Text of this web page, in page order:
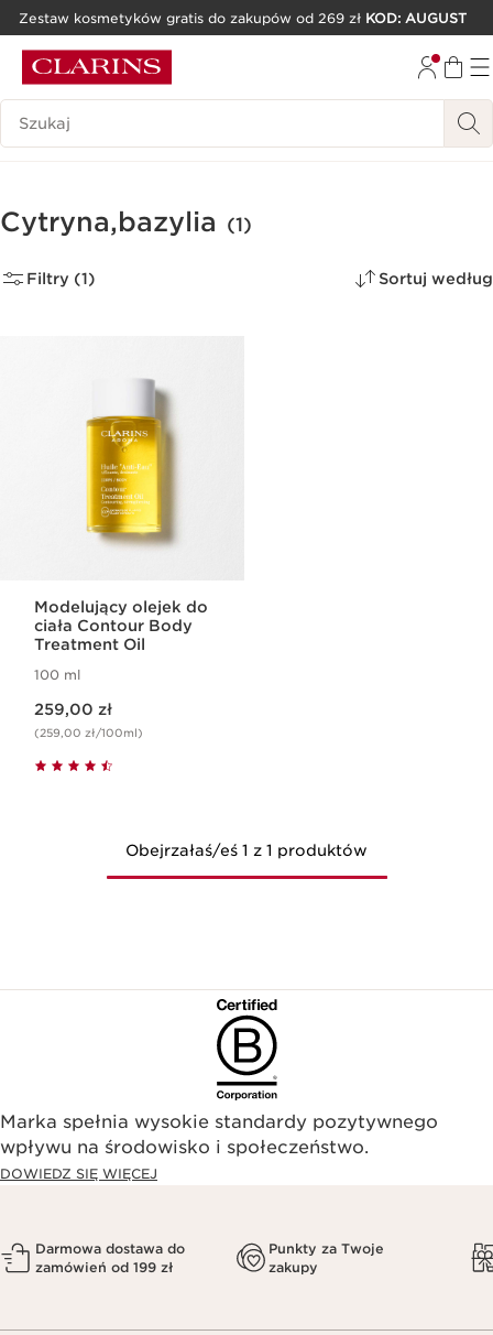
PRZEJDŹ DO TREŚCI
Zestaw kosmetyków gratis do zakupów od 269 zł KOD: AUGUST
Historia wyszukiwania
Cytryna,bazylia (1)
Filtry (1) Sortuj według
Modelujący olejek do
ciała Contour Body
Treatment Oil
100 ml
259,00 zł
(259,00 zł/100ml)
Obejrzałaś/eś 1 z 1 produktów
Marka spełnia wysokie standardy pozytywnego
wpływu na środowisko i społeczeństwo.​
DOWIEDZ SIĘ WIĘCEJ
Darmowa dostawa do
zamówień od 199 zł
Punkty za Twoje
zakupy